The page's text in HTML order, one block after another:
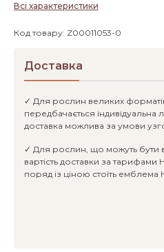
Всі характеристики
Код товару: Z00011053-0
Доставка
✓ Для рослин великих
передбачається індивідуальна
доставка можлива за умови
✓ Для рослин, що можуть бути
вартість доставки за
поряд із ціною стоїть емблема